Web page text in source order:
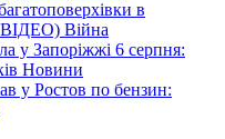
в
ВІДЕО) Війна
у Запоріжжі 6 серпня:
Новини
у Ростов по бензин: